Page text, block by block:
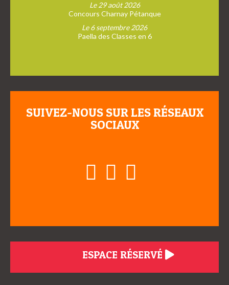
Le 29 août 2026
Concours Charnay Pétanque
Le 6 septembre 2026
Paella des Classes en 6
SUIVEZ-NOUS SUR LES RÉSEAUX
SOCIAUX
ESPACE RÉSERVÉ